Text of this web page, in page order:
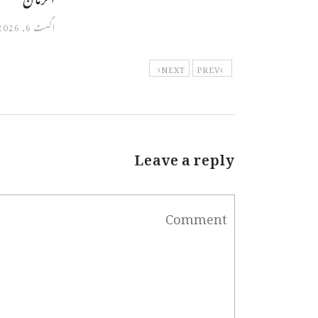
اگست 6, 2026
PREV
NEXT
Leave a reply